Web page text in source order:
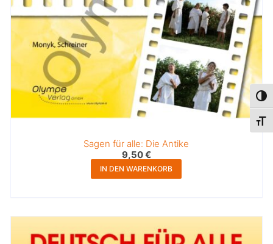
Sagen für alle: Die Antike
9,50€
IN DEN WARENKORB